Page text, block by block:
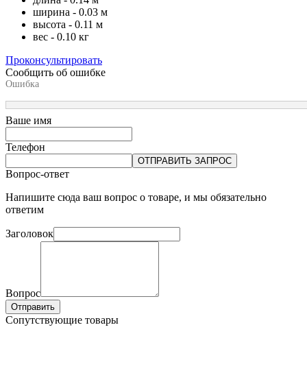
ширина - 0.03 м
высота - 0.11 м
вес - 0.10 кг
Проконсультировать
Сообщить об ошибке
Ошибка
Ваше имя
Телефон
ОТПРАВИТЬ ЗАПРОС
Вопрос-ответ
Напишите сюда ваш вопрос о товаре, и мы обязательно
ответим
Заголовок
Вопрос
Отправить
Сопутствующие товары